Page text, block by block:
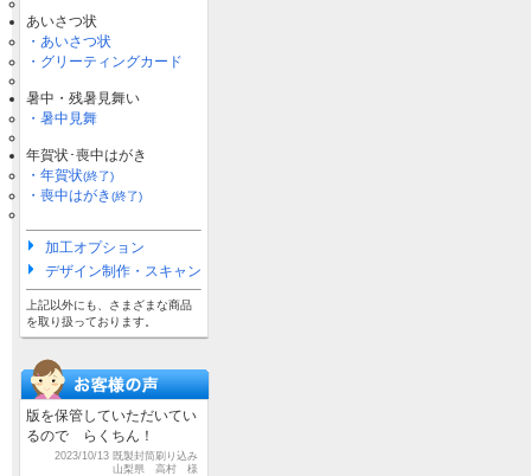
あいさつ状
・あいさつ状
・グリーティングカード
暑中・残暑見舞い
・暑中見舞
年賀状･喪中はがき
・年賀状(終了)
・喪中はがき(終了)
加工オプション
デザイン制作・スキャン
上記以外にも、さまざまな商品
を取り扱っております。
版を保管していただいてい
るので らくちん！
2023/10/13 既製封筒刷り込み
山梨県 高村 様